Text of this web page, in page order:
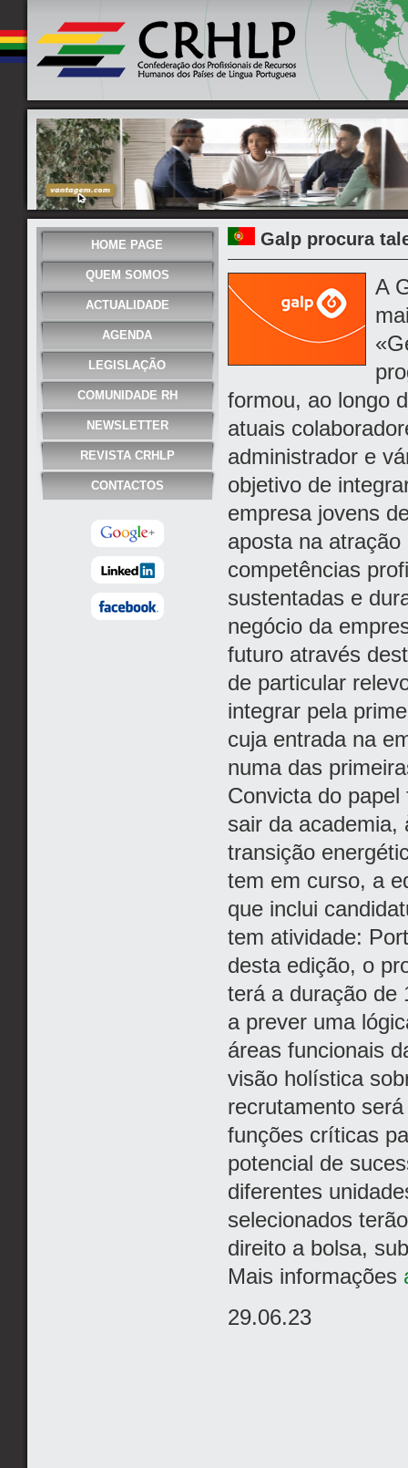
HOME PAGE
QUEM SOMOS
ACTUALIDADE
AGENDA
LEGISLAÇÃO
COMUNIDADE RH
NEWSLETTER
REVISTA CRHLP
CONTACTOS
Galp procura
A
formou, ao longo
atuais
administrador e
objetivo de
empresa jovens
aposta na
competências
sustentadas e
negócio da
futuro através
de particular
integrar pela
cuja entrada na
numa das
Convicta do
sair da academia,
transição
tem em curso, a
que inclui
tem atividade:
desta edição, o
terá a duração de
a prever uma
áreas funcionais
visão holística
recrutamento
funções críticas
potencial de
diferentes
selecionados
direito a bolsa,
Mais informações
29.06.23